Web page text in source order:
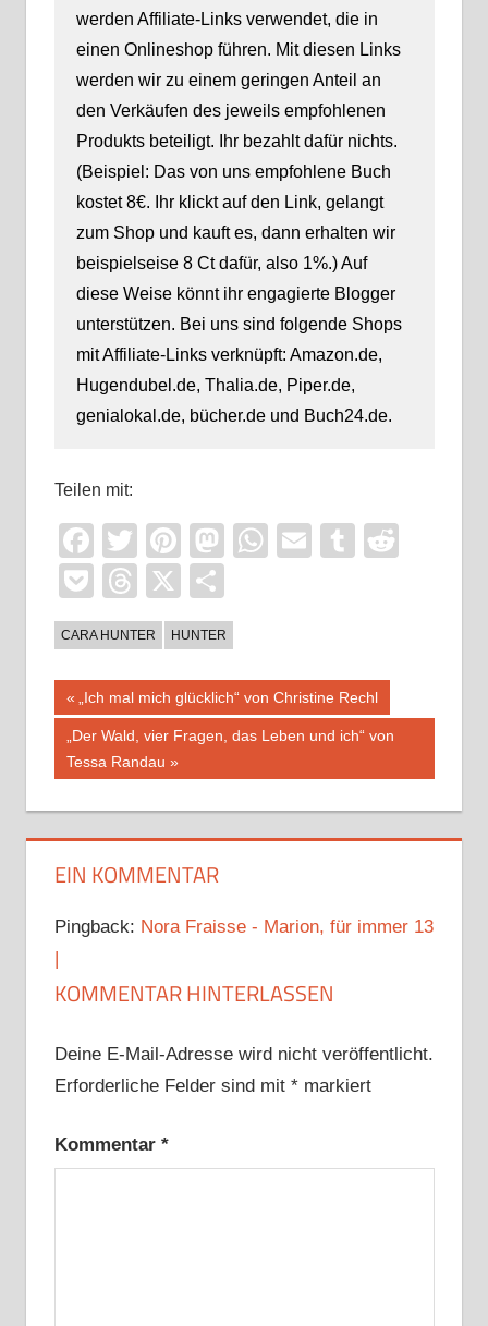
werden Affiliate-Links verwendet, die in
einen Onlineshop führen. Mit diesen Links
werden wir zu einem geringen Anteil an
den Verkäufen des jeweils empfohlenen
Produkts beteiligt. Ihr bezahlt dafür nichts.
(Beispiel: Das von uns empfohlene Buch
kostet 8€. Ihr klickt auf den Link, gelangt
zum Shop und kauft es, dann erhalten wir
beispielseise 8 Ct dafür, also 1%.) Auf
diese Weise könnt ihr engagierte Blogger
unterstützen. Bei uns sind folgende Shops
mit Affiliate-Links verknüpft: Amazon.de,
Hugendubel.de, Thalia.de, Piper.de,
genialokal.de, bücher.de und Buch24.de.
Teilen mit:
Facebook
TwitterPinterest
Mastodon
WhatsApp
EmailTumblr
PocketThreads
X
CARA HUNTER HUNTER
Beitragsnavigation
Vorheriger
Beitrag:
„Ich mal mich glücklich“ von Christine Rechl
Nächster
Beitrag:
„Der Wald, vier Fragen, das Leben und ich“ von
Tessa Randau
EIN KOMMENTAR
Pingback: Nora Fraisse - Marion, für immer 13
KOMMENTAR HINTERLASSEN
Deine E-Mail-Adresse wird nicht veröffentlicht.
Erforderliche Felder sind mit *markiert
Kommentar *